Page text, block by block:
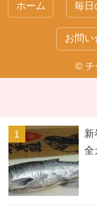
ホーム 毎日
お問い
© チ
新
全